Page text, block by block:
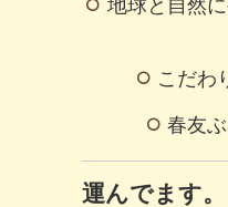
地球と自然
こだわ
春友
運んでます。